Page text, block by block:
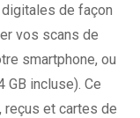
de façon
vos scans de
smartphone, ou
GB incluse). Ce
reçus et cartes de